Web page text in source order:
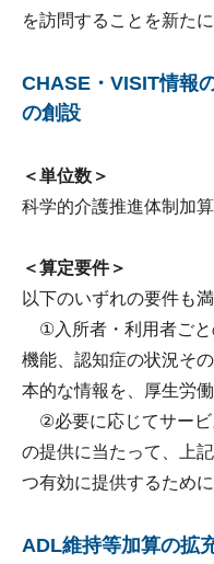
を訪問することを新たに
CHASE・VISIT情報
の創設
＜単位数＞
科学的介護推進体制加
＜算定要件＞
以下のいずれの要件も
①入所者・利用者ごと
機能、認知症の状況そ
本的な情報を、厚生労働
②必要に応じてサービ
の提供に当たって、上
つ有効に提供するため
ADL維持等加算の拡